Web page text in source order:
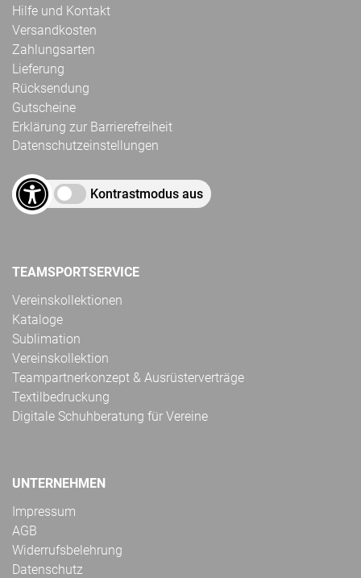
Hilfe und Kontakt
Versandkosten
Zahlungsarten
Lieferung
Rücksendung
Gutscheine
Erklärung zur Barrierefreiheit
Datenschutzeinstellungen
Kontrastmodus aus
TEAMSPORTSERVICE
Vereinskollektionen
Kataloge
Sublimation
Vereinskollektion
Teampartnerkonzept & Ausrüsterverträge
Textilbedruckung
Digitale Schuhberatung für Vereine
UNTERNEHMEN
Impressum
AGB
Widerrufsbelehrung
Datenschutz